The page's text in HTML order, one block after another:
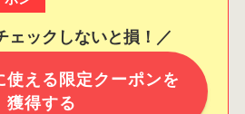
ェックしないと損！／
使える限定クーポンを
獲得する